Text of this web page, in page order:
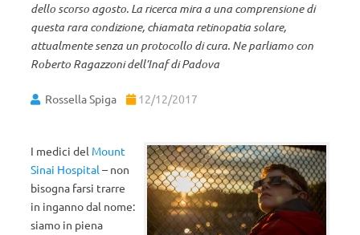
dello scorso agosto. La ricerca mira a una comprensione di
questa rara condizione, chiamata retinopatia solare,
attualmente senza un protocollo di cura. Ne parliamo con
Roberto Ragazzoni dell’Inaf di Padova
Rossella Spiga 12/12/2017
I medici del Mount
Sinai Hospital – non
bisogna farsi trarre
in inganno dal nome:
siamo in piena